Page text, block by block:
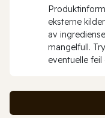
eksterne
av
mangelfull.
eventuelle feil